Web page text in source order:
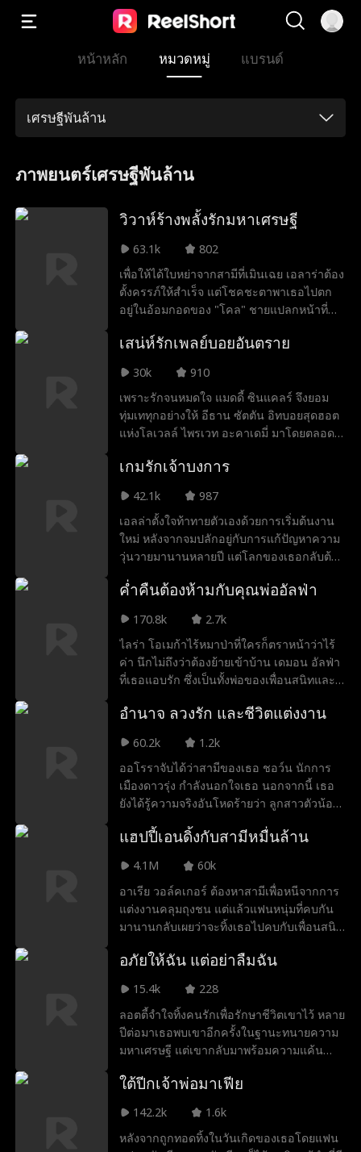
หน้าหลัก หมวดหมู่ แบรนด์
เศรษฐีพันล้าน
ภาพยนตร์เศรษฐีพันล้าน
วิวาห์ร้างพลั้งรักมหาเศรษฐี
63.1k
802
เพื่อให้ได้ใบหย่าจากสามีที่เมินเฉย เอลาร่าต้อง
ตั้งครรภ์ให้สำเร็จ แต่โชคชะตาพาเธอไปตก
อยู่ในอ้อมกอดของ "โคล" ชายแปลกหน้าที่
อาของสามีเธอ ความลับจะแตกเมื่อไร และ
ส่งมาในจังหวะที่ผิดที่สุด
เสน่ห์รักเพลย์บอยอันตราย
30k
910
เพราะรักจนหมดใจ แมดดี้ ซินแคลร์ จึงยอม
ทุ่มเททุกอย่างให้ อีธาน ซัตตัน อิทบอยสุดฮอต
แห่งโลเวลล์ ไพรเวท อะคาเดมี่ มาโดยตลอด
เขาแอบสวมเขาให้เธอด้วยการคบชู้กับไฮโซ
จึงตัดสินใจวางแผนหลบหนีครั้งใหญ่ โดยมี
พันธมิตรที่คาดไม่ถึงอย่างแม่จอมฉวยโอกาส
ของอีธานร่วมขบวนการ งานนี้อีธานจะตาม
ทวงหัวใจเธอกลับมาได้ทันเวลา ก่อนที่เธอจะ
แบดบอยลึกลับหน้าใหม่ที่เพิ่งมาจากลอนดอน
ที่จะคว้าตัวเธอไปครองก่อนที่เครื่องจะเทคออ
ฟกันแน่?
เกมรักเจ้าบงการ
42.1k
987
เอลล่าตั้งใจท้าทายตัวเองด้วยการเริ่มต้นงาน
ใหม่ หลังจากจมปลักอยู่กับการแก้ปัญหาความ
วุ่นวายมานานหลายปี แต่โลกของเธอกลับต้อง
เข้าสู่กงล้อของ การแต่งงานกำมะลอ จากข้อ
สัมพันธ์ที่ทวีความเร้าใจขึ้นทุกที ทุกสัมผัสและ
ทุกจุมพิตฉุดดึงเอลล่าให้ถลำลึกเข้าไปในโลก
ของเขามากขึ้นเรื่อย ๆ โดยที่เธอไม่รู้เลยว่า
ทั้งหมดนี้คือเกมอันตรายที่คริสเตียนวางหมาก
การครอบครองเธอไว้เป็นของเขาตลอดไป
ค่ำคืนต้องห้ามกับคุณพ่ออัลฟ่า
170.8k
2.7k
ไลร่า โอเมก้าไร้หมาป่าที่ใครก็ตราหน้าว่าไร้
ค่า นึกไม่ถึงว่าต้องย้ายเข้าบ้าน เดมอน อัลฟ่า
ที่เธอแอบรัก ซึ่งเป็นทั้งพ่อของเพื่อนสนิทและ
ก็ยิ่งห้ามใจไม่อยู่ แม้รู้ว่าเขาไม่มีวันมองโอเม
ความจริงก็เริ่มเปิดเผย หรือเขาว่าคือคู่แห่ง
โชคชะตาของเธอกันแน่
อำนาจ ลวงรัก และชีวิตแต่งงาน
60.2k
1.2k
ออโรราจับได้ว่าสามีของเธอ ชอว์น นักการ
เมืองดาวรุ่ง กำลังนอกใจเธอ นอกจากนี้ เธอ
ยังได้รู้ความจริงอันโหดร้ายว่า ลูกสาวตัวน้อย
อวัยวะ เพราะฝีมือของเขา ออโรราตัดสินใจลง
แย่งชิงตำแหน่งนั้นมาเป็นของตัวเองด้วยมือ
ของเธอเอง
แฮปปี้เอนดิ้งกับสามีหมื่นล้าน
4.1M
60k
อาเรีย วอล์คเกอร์ ต้องหาสามีเพื่อหนีจากการ
แต่งงานคลุมถุงชน แต่แล้วแฟนหนุ่มที่คบกัน
มานานกลับเผยว่าจะทิ้งเธอไปคบกับเพื่อนสนิท
ขอความช่วยเหลือจากนอร์แมน ฮิลล์ ชาย
แต่เธอไม่รู้เลยว่าแท้จริงแล้ว นอร์แมนคือซีอี
โอมหาเศรษฐี ในขณะที่ครอบครัวจอมเห็นแก่
ตัวและเพื่อนสนิทผู้ทรยศพยายามขัดขวางทุก
ทาง อาเรียกลับพบว่ายิ่งเธออยู่กับนอร์แมน
ยิ่งขึ้น
อภัยให้ฉัน แต่อย่าลืมฉัน
15.4k
228
ลอตตี้จำใจทิ้งคนรักเพื่อรักษาชีวิตเขาไว้ หลาย
ปีต่อมาเธอพบเขาอีกครั้งในฐานะทนายความ
มหาเศรษฐี แต่เขากลับมาพร้อมความแค้น
ใต้ปีกเจ้าพ่อมาเฟีย
142.2k
1.6k
หลังจากถูกทอดทิ้งในวันเกิดของเธอโดยแฟน